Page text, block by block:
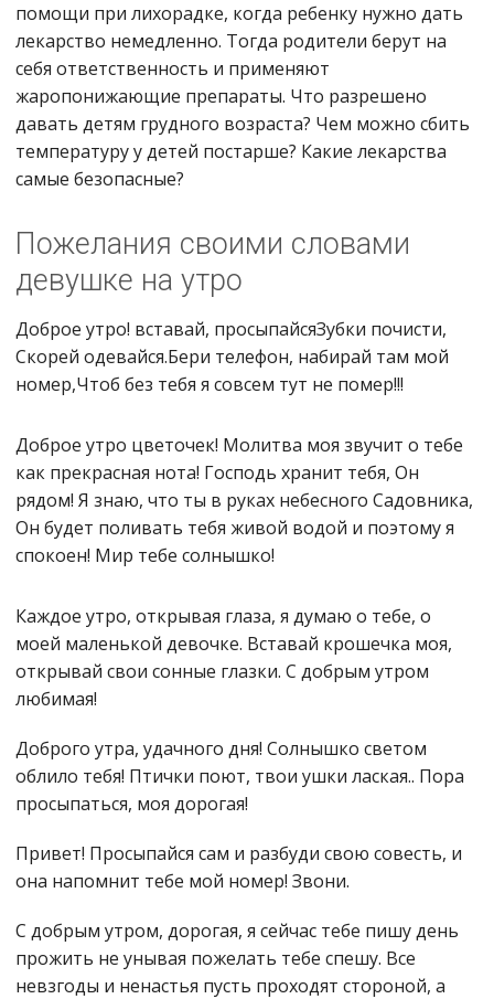
помощи при лихорадке, когда ребенку нужно дать
лекарство немедленно. Тогда родители берут на
себя ответственность и применяют
жаропонижающие препараты. Что разрешено
давать детям грудного возраста? Чем можно сбить
температуру у детей постарше? Какие лекарства
самые безопасные?
Пожелания своими словами
девушке на утро
Доброе утро! вставай, просыпайсяЗубки почисти,
Скорей одевайся.Бери телефон, набирай там мой
номер,Чтоб без тебя я совсем тут не помер!!!
Доброе утро цветочек! Молитва моя звучит о тебе
как прекрасная нота! Господь хранит тебя, Он
рядом! Я знаю, что ты в руках небесного Садовника,
Он будет поливать тебя живой водой и поэтому я
спокоен! Мир тебе солнышко!
Каждое утро, открывая глаза, я думаю о тебе, о
моей маленькой девочке. Вставай крошечка моя,
открывай свои сонные глазки. С добрым утром
любимая!
Доброго утра, удачного дня! Солнышко светом
облило тебя! Птички поют, твои ушки лаская.. Пора
просыпаться, моя дорогая!
Привет! Просыпайся сам и разбуди свою совесть, и
она напомнит тебе мой номер! Звони.
С добрым утром, дорогая, я сейчас тебе пишу день
прожить не унывая пожелать тебе спешу. Все
невзгоды и ненастья пусть проходят стороной, а